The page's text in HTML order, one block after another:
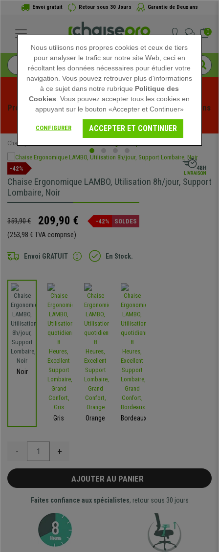
Envoi gratuit Retour sous 30 Jours Garantie de Deux ans
0
Profitez des soldes d'été chez Chaisepro ! Des réductions
exclusives pour une durée limitée - Voir l'offre
Chaisepro
-42%
Chaise Ergonomique LAMBO, Utilisation 8h/jour, Support
Lombaire, Noir
359,90 € 209,90 € -42% SOLDES
(253,98 € TVA comprise)
Envoi GRATUIT En Stock.
Noir
Gris Orange Bordeaux
- +
AJOUTER AU PANIER
Faites confiance aux spécialistes, retour sous 30 jours
Nous utilisons nos propres cookies et ceux de tiers
pour analyser le trafic sur notre site Web, ceci en
récoltant les données nécessaires pour étudier votre
navigation. Vous pouvez retrouver plus d'informations
à ce sujet dans notre rubrique Politique des
Cookies . Vous pouvez accepter tous les cookies en
appuyant sur le bouton «Accepter et Continuer»
CONFIGURER ACCEPTER ET CONTINUER